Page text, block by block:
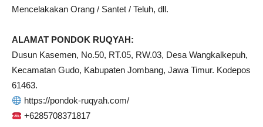
Mencelakakan Orang / Santet / Teluh, dll.
ALAMAT PONDOK RUQYAH:
Dusun Kasemen, No.50, RT.05, RW.03, Desa Wangkalkepuh,
Kecamatan Gudo, Kabupaten Jombang, Jawa Timur. Kodepos
61463.
https://pondok-ruqyah.com/
+6285708371817